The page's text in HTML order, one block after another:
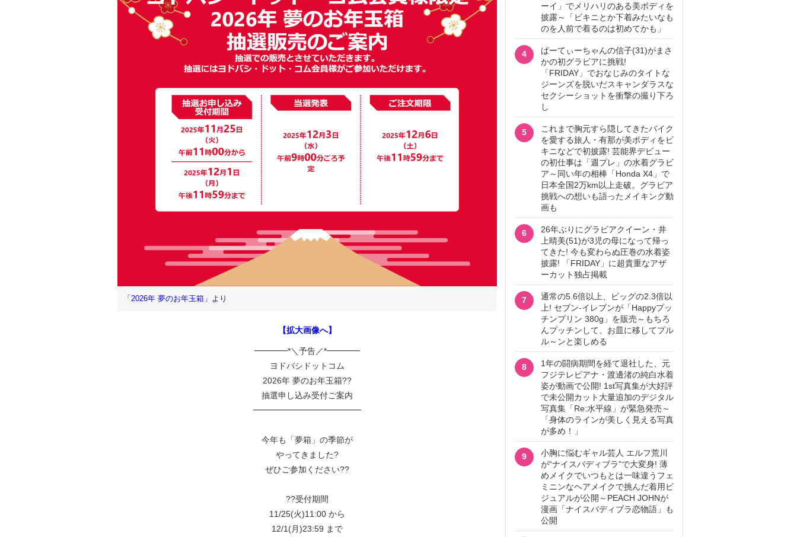
「2026年 夢のお年玉箱」 より
【拡大画像へ】
━━━━*＼予告／*━━━━
ヨドバシドットコム
2026年 夢のお年玉箱??
抽選申し込み受付ご案内
━━━━━━━━━━━━━
今年も「夢箱」の季節が
やってきました?
ぜひご参加ください??
??受付期間
11/25(火)11:00 から
12/1(月)23:59 まで
ーイ」でメリハリのある美ボディを
披露～「ビキニとか下着みたいなも
のを人前で着るのは初めてかも」
4
ぱーてぃーちゃんの信子(31)がまさ
かの初グラビアに挑戦!
「FRIDAY」でおなじみのタイトな
ジーンズを脱いだスキャンダラスな
セクシーショットを衝撃の撮り下ろ
し
5
これまで胸元すら隠してきたバイク
を愛する旅人・有那が美ボディをビ
キニなどで初披露! 芸能界デビュー
の初仕事は「週プレ」の水着グラビ
ア～同い年の相棒「Honda X4」で
日本全国2万km以上走破。グラビア
挑戦への想いも語ったメイキング動
画も
6
26年ぶりにグラビアクイーン・井
上晴美(51)が3児の母になって帰っ
てきた! 今も変わらぬ圧巻の水着姿
披露! 「FRIDAY」に超貴重なアザ
ーカット独占掲載
7
通常の5.6倍以上、ビッグの2.3倍以
上! セブン‐イレブンが「Happyプッ
チンプリン 380g」を販売～もちろ
んプッチンして、お皿に移してプル
ル～ンと楽しめる
8
1年の闘病期間を経て退社した、元
フジテレビアナ・渡邊渚の純白水着
姿が動画で公開! 1st写真集が大好評
で未公開カット大量追加のデジタル
写真集「Re:水平線」が緊急発売～
「身体のラインが美しく見える写真
が多め！」
9
小胸に悩むギャル芸人 エルフ荒川
が“ナイスバディブラ”で大変身! 薄
めメイクでいつもとは一味違うフェ
ミニンなヘアメイクで挑んだ着用ビ
ジュアルが公開～PEACH JOHNが
漫画「ナイスバディブラ恋物語」も
公開